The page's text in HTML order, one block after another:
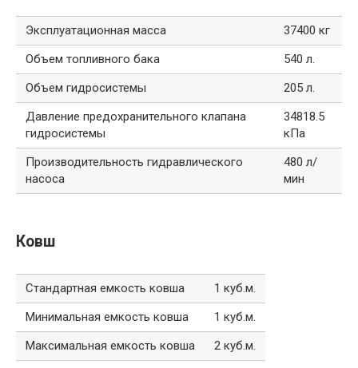
Эксплуатационная масса
37400 кг
Объем топливного бака
540 л.
Объем гидросистемы
205 л.
Давление предохранительного клапана
гидросистемы
34818.5
кПа
Производительность гидравлического
насоса
480 л/
мин
Ковш
Стандартная емкость ковша
1 куб.м.
Минимальная емкость ковша
1 куб.м.
Максимальная емкость ковша
2 куб.м.